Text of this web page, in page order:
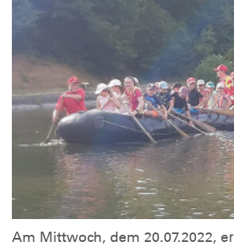
Am Mittwoch, dem 20.07.2022,